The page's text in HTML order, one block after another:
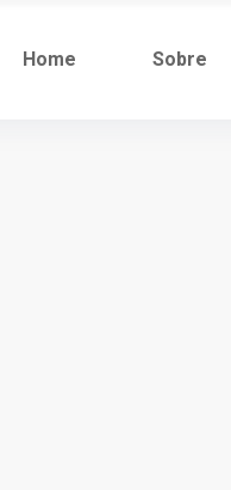
Home Sobre